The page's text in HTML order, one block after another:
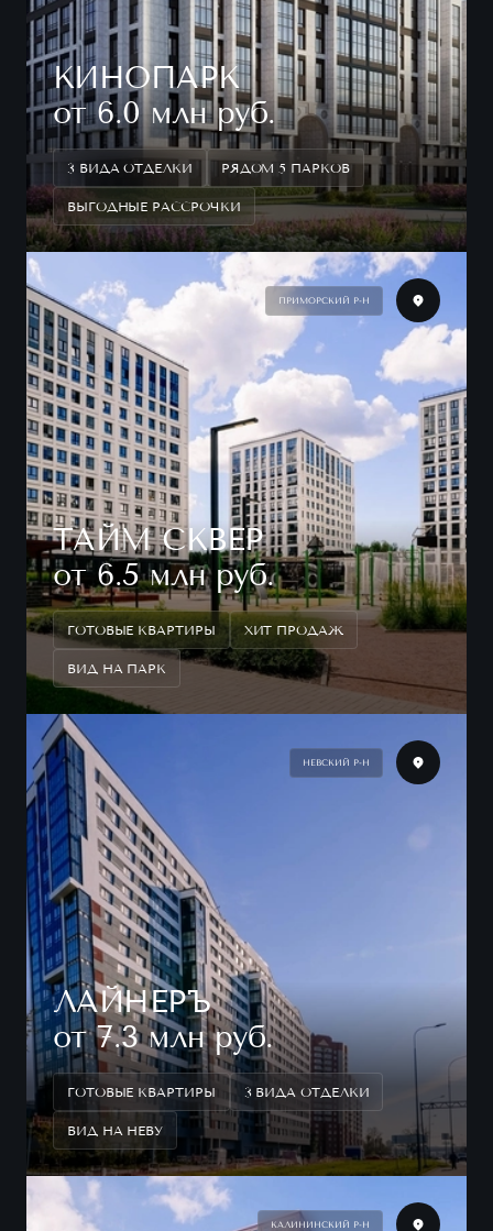
КИНОПАРК
от 6.0 млн руб.
3 ВИДА ОТДЕЛКИ РЯДОМ 5 ПАРКОВ
ВЫГОДНЫЕ РАССРОЧКИ
ПРИМОРСКИЙ Р-Н
ТАЙМ СКВЕР
от 6.5 млн руб.
ГОТОВЫЕ КВАРТИРЫ ХИТ ПРОДАЖ
ВИД НА ПАРК
НЕВСКИЙ Р-Н
ЛАЙНЕРЪ
от 7.3 млн руб.
ГОТОВЫЕ КВАРТИРЫ 3 ВИДА ОТДЕЛКИ
ВИД НА НЕВУ
КАЛИНИНСКИЙ Р-Н